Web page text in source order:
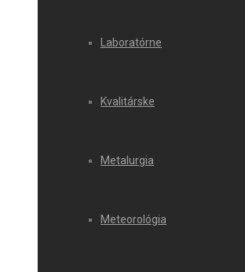
Laboratórne
Kvalitárske
Metalurgia
Meteorológia